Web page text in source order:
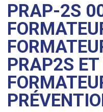
PRAP-2S
PRAP2S ET